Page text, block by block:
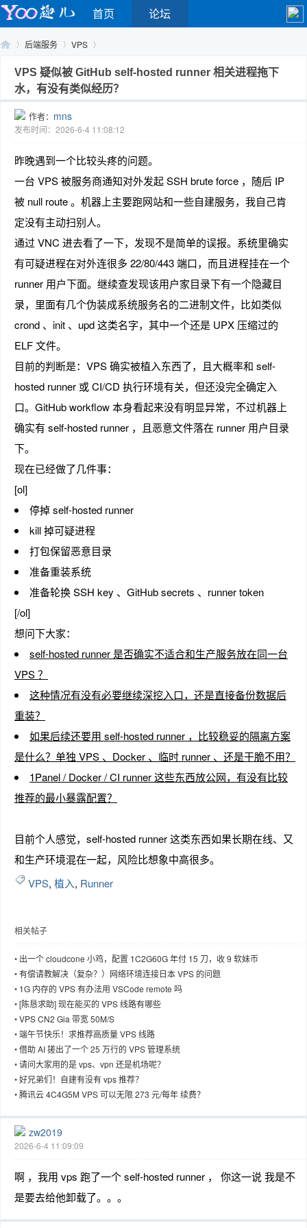
首页 论坛
Yo›
后端服务
›
VPS
›
VPS 疑似被 GitHub self-hosted runner 相关进程拖下
水，有没有类似经历？
作者： mns
发布时间：2026-6-4 11:08:12
昨晚遇到一个比较头疼的问题。
一台 VPS 被服务商通知对外发起 SSH brute force ，随后 IP
被 null route 。机器上主要跑网站和一些自建服务，我自己肯
定没有主动扫别人。
通过 VNC 进去看了一下，发现不是简单的误报。系统里确实
有可疑进程在对外连很多 22/80/443 端口，而且进程挂在一个
runner 用户下面。继续查发现该用户家目录下有一个隐藏目
录，里面有几个伪装成系统服务名的二进制文件，比如类似
crond 、init 、upd 这类名字，其中一个还是 UPX 压缩过的
ELF 文件。
目前的判断是：VPS 确实被植入东西了，且大概率和 self-
hosted runner 或 CI/CD 执行环境有关，但还没完全确定入
口。GitHub workflow 本身看起来没有明显异常，不过机器上
确实有 self-hosted runner ，且恶意文件落在 runner 用户目录
下。
现在已经做了几件事：
[ol]
停掉 self-hosted runner
kill 掉可疑进程
打包保留恶意目录
准备重装系统
准备轮换 SSH key 、GitHub secrets 、runner token
[/ol]
想问下大家：
self-hosted runner 是否确实不适合和生产服务放在同一台
VPS ？
这种情况有没有必要继续深挖入口，还是直接备份数据后
重装？
如果后续还要用 self-hosted runner ，比较稳妥的隔离方案
是什么？单独 VPS 、Docker 、临时 runner 、还是干脆不用？
1Panel / Docker / CI runner 这些东西放公网，有没有比较
推荐的最小暴露配置？
目前个人感觉，self-hosted runner 这类东西如果长期在线、又
和生产环境混在一起，风险比想象中高很多。
VPS, 植入, Runner
相关帖子
• 出一个 cloudcone 小鸡，配置 1C2G60G 年付 15 刀，收 9 软妹币
•有偿请教解决（复杂？）网络环境连接日本 VPS 的问题
• 1G 内存的 VPS 有办法用 VSCode remote 吗
•[陈恳求助] 现在能买的 VPS 线路有哪些
•VPS CN2 Gia 带宽 50M/S
•端午节快乐！求推荐高质量 VPS 线路
•借助 AI 搓出了一个 25 万行的 VPS 管理系统
•请问大家用的是 vps、vpn 还是机场呢？
•好兄弟们！自建有没有 vps 推荐？
•腾讯云 4C4G5M VPS 可以无限 273 元/每年 续费？
zw2019
2026-6-4 11:09:09
啊 ，我用 vps 跑了一个 self-hosted runner ， 你这一说 我是不
是要去给他卸载了。。。